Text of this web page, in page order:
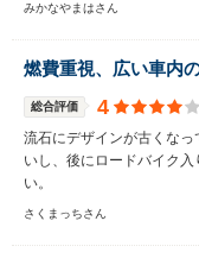
みかなやまはさん
燃費重視、広い車内
総合評価 4
流石にデザインが古くな
いし、後にロードバイク
い。
さくまっちさん